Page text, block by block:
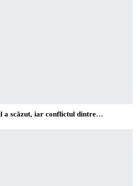
a scăzut, iar conflictul dintre…